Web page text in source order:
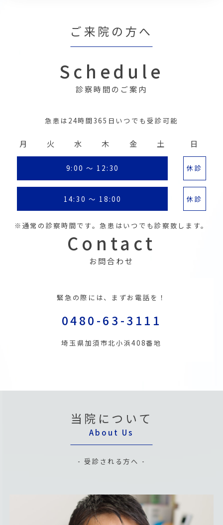
ご来院の方へ
Schedule
診察時間のご案内
急患は24時間365日いつでも受診可能
月 火 水 木 金 土 日
9:00 ～ 12:30 休診
14:30 ～ 18:00 休診
※通常の診察時間です。急患はいつでも診察致します。
Contact
お問合わせ
緊急の際には、まずお電話を！
0480-63-3111
埼玉県加須市北小浜408番地
当院について
About Us
- 受診される方へ -